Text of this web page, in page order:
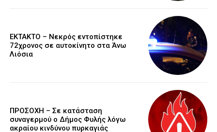
EKTAKTO – Νεκρός εντοπίστηκε
72χρονος σε αυτοκίνητο στα Άνω
Λιόσια
ΠΡΟΣΟΧΗ – Σε κατάσταση
συναγερμού ο Δήμος Φυλής λόγω
ακραίου κινδύνου πυρκαγιάς